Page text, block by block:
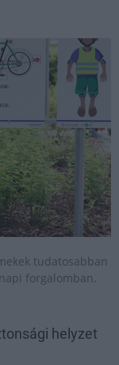
tudatosabban
forgalomban.
helyzet